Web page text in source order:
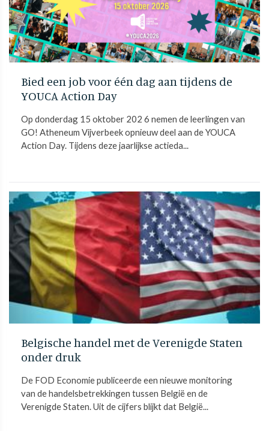
Bied een job voor één dag aan tijdens de
YOUCA Action Day
Op donderdag 15 oktober 202 6 nemen de leerlingen van
GO! Atheneum Vijverbeek opnieuw deel aan de YOUCA
Action Day. Tijdens deze jaarlijkse actieda...
Belgische handel met de Verenigde Staten
onder druk
De FOD Economie publiceerde een nieuwe monitoring
van de handelsbetrekkingen tussen België en de
Verenigde Staten. Uit de cijfers blijkt dat België...